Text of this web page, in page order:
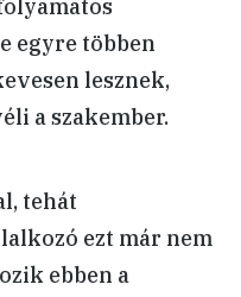
egyre többen
lesznek,
a szakember.
tehát
ezt már nem
ebben a